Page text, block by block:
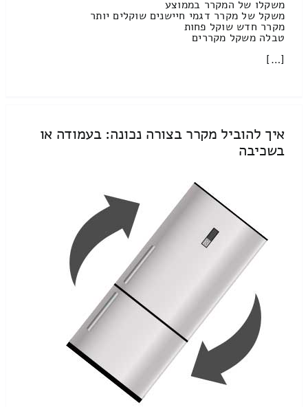
משקלו של המקרר בממוצע
משקל של מקרר דגמי חיישנים שוקלים יותר
מקרר חדש שוקל פחות
טבלה משקל מקררים
[…]
איך להוביל מקרר בצורה נכונה: בעמודה או
בשכיבה